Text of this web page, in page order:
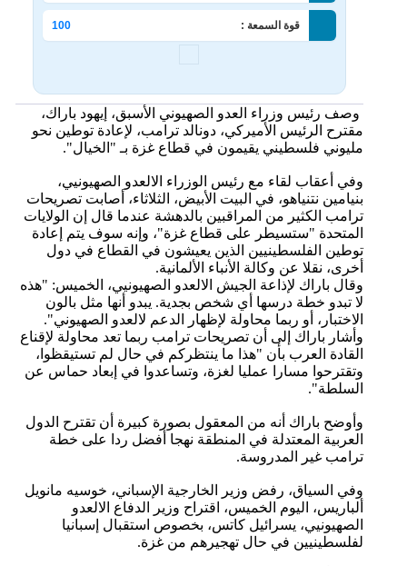
قوة السمعة : 100
وصف رئيس وزراء العدو الصهيوني الأسبق، إيهود باراك،
مقترح الرئيس الأميركي، دونالد ترامب، لإعادة توطين نحو
مليوني فلسطيني يقيمون في قطاع غزة بـ "الخيال".
وفي أعقاب لقاء مع رئيس الوزراء الالعدو الصهيونيي،
بنيامين نتنياهو، في البيت الأبيض، الثلاثاء، أصابت تصريحات
ترامب الكثير من المراقبين بالدهشة عندما قال إن الولايات
المتحدة "ستسيطر على قطاع غزة"، وإنه سوف يتم إعادة
توطين الفلسطينيين الذين يعيشون في القطاع في دول
أخرى، نقلا عن وكالة الأنباء الألمانية.
وقال باراك لإذاعة الجيش الالعدو الصهيونيي، الخميس: "هذه
لا تبدو خطة درسها أي شخص بجدية. يبدو أنها مثل بالون
الاختبار، أو ربما محاولة لإظهار الدعم لالعدو الصهيوني".
وأشار باراك إلى أن تصريحات ترامب ربما تعد محاولة لإقناع
القادة العرب بأن "هذا ما ينتظركم في حال لم تستيقظوا،
وتقترحوا مسارا عمليا لغزة، وتساعدوا في إبعاد حماس عن
السلطة".
وأوضح باراك أنه من المعقول بصورة كبيرة أن تقترح الدول
العربية المعتدلة في المنطقة نهجا أفضل ردا على خطة
ترامب غير المدروسة.
وفي السياق، رفض وزير الخارجية الإسباني، خوسيه مانويل
ألباريس، اليوم الخميس، اقتراح وزير الدفاع الالعدو
الصهيونيي، يسرائيل كاتس، بخصوص استقبال إسبانيا
لفلسطينيين في حال تهجيرهم من غزة.